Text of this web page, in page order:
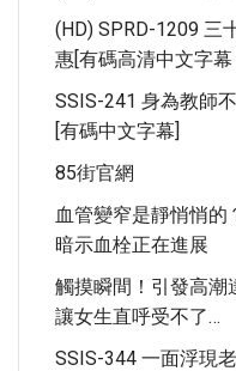
(HD) SPRD-1209 三
惠[有碼高清中文字幕
SSIS-241 身為教師
[有碼中文字幕]
85街官網
血管變窄是靜悄悄
暗示血栓正在進展
觸摸瞬間！引發高潮
讓女生直呼受不了…
SSIS-344 一面浮現